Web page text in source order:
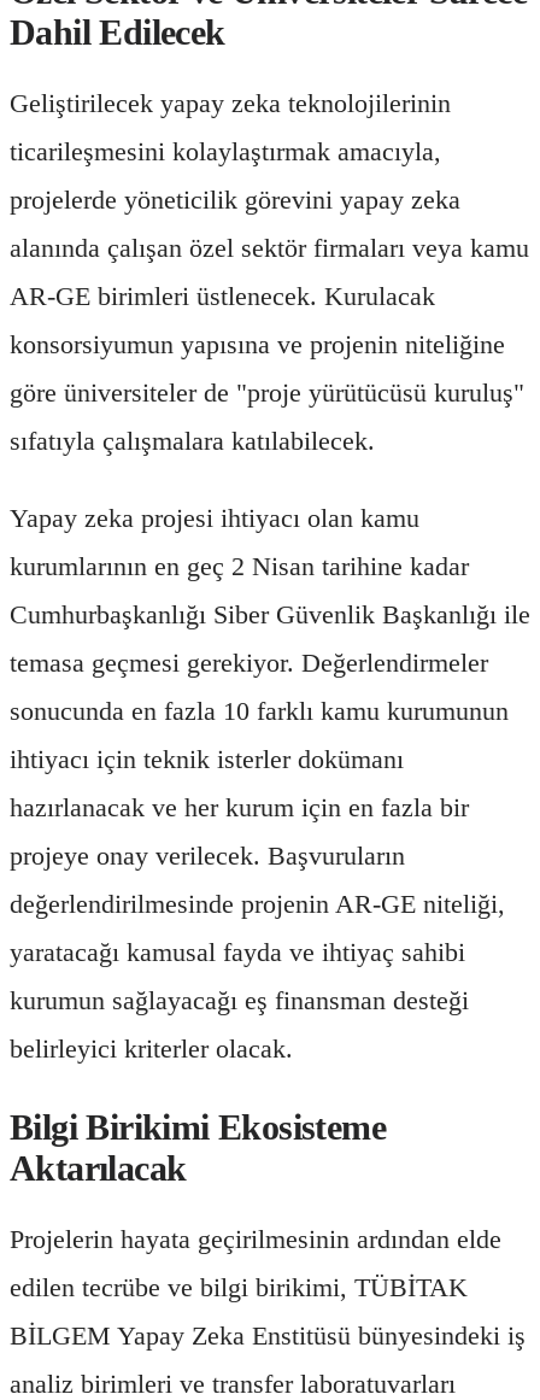
Dahil Edilecek
Geliştirilecek yapay zeka teknolojilerinin
ticarileşmesini kolaylaştırmak amacıyla,
projelerde yöneticilik görevini yapay zeka
alanında çalışan özel sektör firmaları veya kamu
AR-GE birimleri üstlenecek. Kurulacak
konsorsiyumun yapısına ve projenin niteliğine
göre üniversiteler de "proje yürütücüsü kuruluş"
sıfatıyla çalışmalara katılabilecek.
Yapay zeka projesi ihtiyacı olan kamu
kurumlarının en geç 2 Nisan tarihine kadar
Cumhurbaşkanlığı Siber Güvenlik Başkanlığı ile
temasa geçmesi gerekiyor. Değerlendirmeler
sonucunda en fazla 10 farklı kamu kurumunun
ihtiyacı için teknik isterler dokümanı
hazırlanacak ve her kurum için en fazla bir
projeye onay verilecek. Başvuruların
değerlendirilmesinde projenin AR-GE niteliği,
yaratacağı kamusal fayda ve ihtiyaç sahibi
kurumun sağlayacağı eş finansman desteği
belirleyici kriterler olacak.
Bilgi Birikimi Ekosisteme
Aktarılacak
Projelerin hayata geçirilmesinin ardından elde
edilen tecrübe ve bilgi birikimi, TÜBİTAK
BİLGEM Yapay Zeka Enstitüsü bünyesindeki iş
analiz birimleri ve transfer laboratuvarları